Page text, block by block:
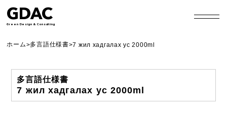
GDAC
Green Design & Consulting
ホーム>多言語仕様書>7 жил хадгалах ус 2000ml
多言語仕様書
7 жил хадгалах ус 2000ml